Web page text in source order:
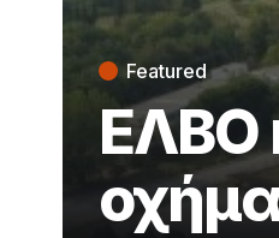
Featured
ΕΛΒΟ